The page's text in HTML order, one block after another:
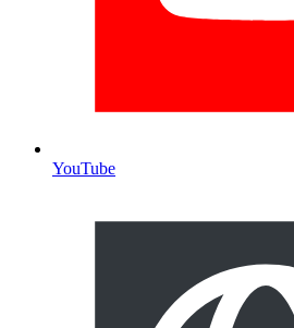
YouTube